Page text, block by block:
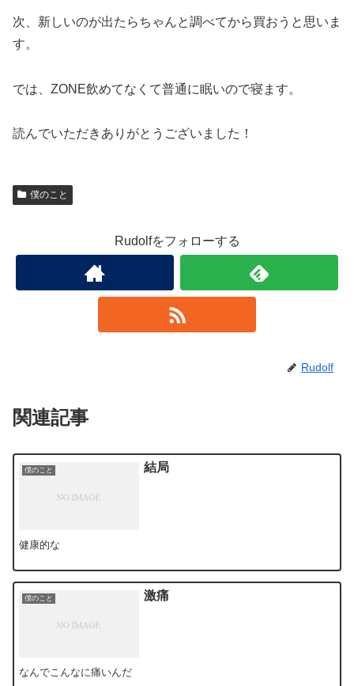
次、新しいのが出たらちゃんと調べてから買おうと思いま
す。
では、ZONE飲めてなくて普通に眠いので寝ます。
読んでいただきありがとうございました！
僕のこと
Rudolfをフォローする
Rudolf
関連記事
僕のこと 結局
健康的な
僕のこと 激痛
なんでこんなに痛いんだ